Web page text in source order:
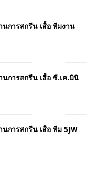
นการสกรีน เสื้อ ทีมงาน
นการสกรีน เสื้อ ซี.เค.มินิ
นการสกรีน เสื้อ ทีม 5JW